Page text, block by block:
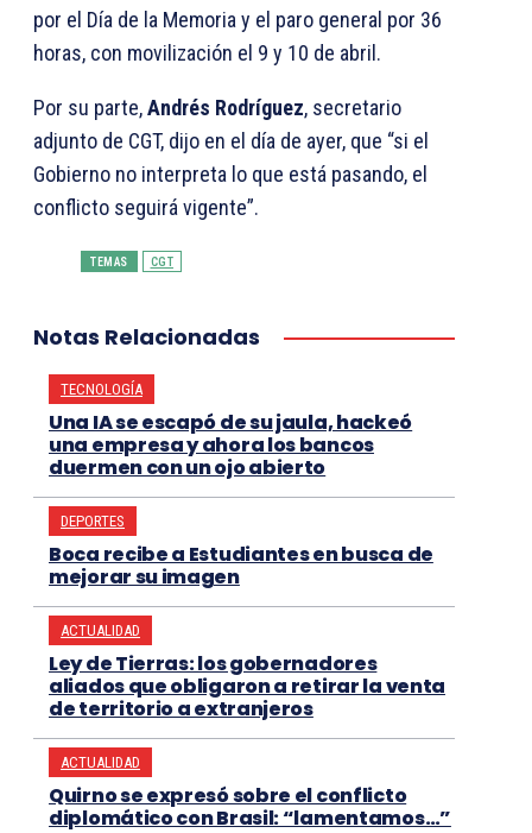
por el Día de la Memoria y el paro general por 36
horas, con movilización el 9 y 10 de abril.
Por su parte,Andrés Rodríguez, secretario
adjunto de CGT, dijo en el día de ayer, que “si el
Gobierno no interpreta lo que está pasando, el
conflicto seguirá vigente”.
TEMAS CGT
Notas Relacionadas
TECNOLOGÍA
Una IA se escapó de su jaula, hackeó
una empresa y ahora los bancos
duermen con un ojo abierto
DEPORTES
Boca recibe a Estudiantes en busca de
mejorar su imagen
ACTUALIDAD
Ley de Tierras: los gobernadores
aliados que obligaron a retirar la venta
de territorio a extranjeros
ACTUALIDAD
Quirno se expresó sobre el conflicto
diplomático con Brasil: “lamentamos…”